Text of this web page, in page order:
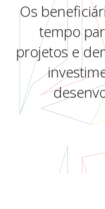
Os
tempo
projetos e